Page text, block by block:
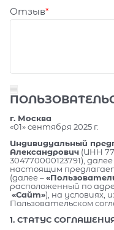
Отзыв
г. Москва
«01» сентября 2025 г.
Индивидуальный
Александрович (ИНН
304770000123791),
настоящим
(далее –
расположенный по
«Сайт»), на условиях,
Пользовательском
1. СТАТУС